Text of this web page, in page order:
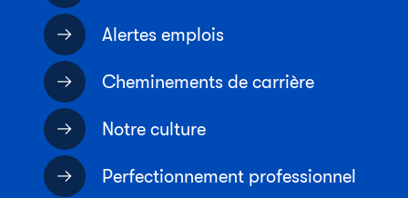
Alertes emplois
Cheminements de carrière
Notre culture
Perfectionnement professionnel